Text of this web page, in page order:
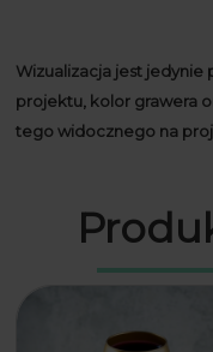
Wizualizacja jest
projektu, kolor grawera
tego widocznego na